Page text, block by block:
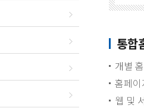
통합
개별
홈페
웹 및